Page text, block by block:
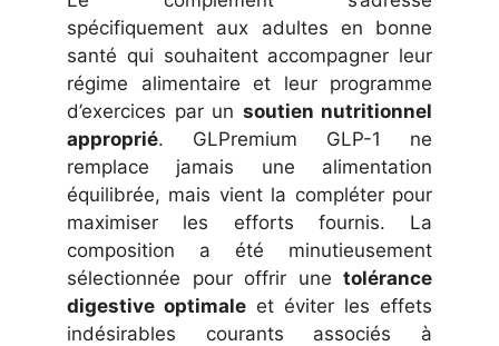
spécifiquement aux adultes en bonne
santé qui souhaitent accompagner leur
régime alimentaire et leur programme
d’exercices par un soutien nutritionnel
approprié. GLPremium GLP-1 ne
remplace jamais une alimentation
équilibrée, mais vient la compléter pour
maximiser les efforts fournis. La
composition a été minutieusement
sélectionnée pour offrir une tolérance
digestive optimale et éviter les effets
indésirables courants associés à